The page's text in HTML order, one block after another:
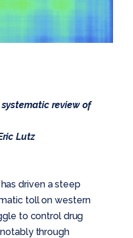
review of
Lutz
driven a steep
toll on western
to control drug
through